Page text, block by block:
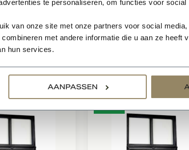
te personaliseren, om functies voor
van onze site met onze partners voor social
met andere informatie die u aan ze heeft
hun services.
AANPASSEN
van dubbel glas worden veelvuldig
glas worden voornamelijk toegepast in
producten